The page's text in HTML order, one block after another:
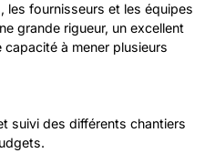
les fournisseurs et les équipes
grande rigueur, un excellent
à mener plusieurs
suivi des différents chantiers